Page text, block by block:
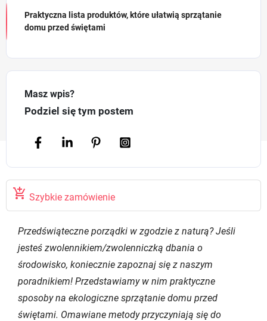
Przedświąteczne porządki w zgodzie z naturą? Jeśli
jesteś zwolennikiem/zwolenniczką dbania o
środowisko, koniecznie zapoznaj się z naszym
poradnikiem! Przedstawiamy w nim praktyczne
sposoby na ekologiczne sprzątanie domu przed
świętami. Omawiane metody przyczyniają się do
Praktyczna lista produktów, które ułatwią sprzątanie
domu przed świętami
Masz wpis?
Podziel się tym postem
 Szybkie zamówienie